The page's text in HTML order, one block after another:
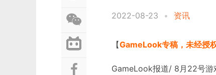
2022-08-23 • 资讯
【GameLook专稿，未经授
GameLook报道/ 8月22号游